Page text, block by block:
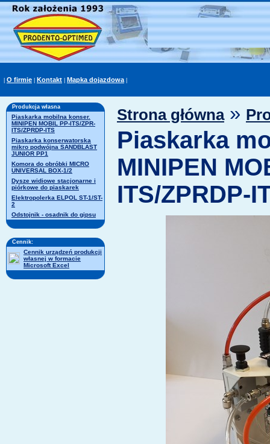
O firmie Kontakt Mapka dojazdowa|
Produkcja własna
Piaskarka mobilna konser.
MINIPEN MOBIL PP-ITS/ZPR-
ITS/ZPRDP-ITS
Piaskarka konserwatorska
mikro podwójna SANDBLAST
JUNIOR PP1
Komora do obróbki MICRO
UNIVERSAL BOX-1/2
Dysze widiowe stacjonarne i
piórkowe do piaskarek
Elektropolerka ELPOL ST-1/ST-
2
Odstojnik - osadnik do gipsu
Cennik:
Cennik urządzeń produkcji
własnej w formacie
Microsoft Excel
Strona główna»
Piaskarka
MINIPEN
ITS/ZPRDP-